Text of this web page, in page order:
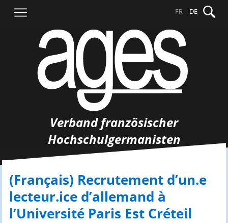
Inhalt
nach:
FR DE
Verband französischer
Hochschulgermanisten
(Français) Recrutement d’un.e
lecteur.ice d’allemand à
l’Université Paris Est Créteil